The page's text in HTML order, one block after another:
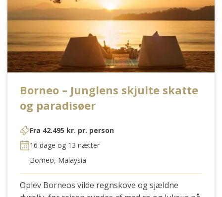
Borneo – Junglens skjulte skatte
og paradisøer
Fra 42.495 kr. pr. person
16 dage og 13 nætter
Borneo, Malaysia
Oplev Borneos vilde regnskove og sjældne